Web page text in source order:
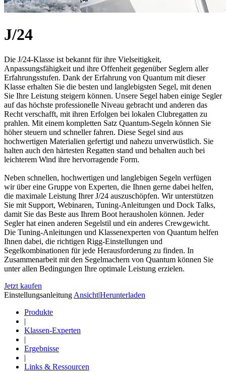
J/24
Die J/24-Klasse ist bekannt für ihre Vielseitigkeit,
Anpassungsfähigkeit und ihre Offenheit gegenüber Seglern aller
Erfahrungsstufen. Dank der Erfahrung von Quantum mit dieser
Klasse erhalten Sie die besten und langlebigsten Segel, mit denen
Sie Ihre Leistung steigern können. Unsere Segel haben einige Segler
auf das höchste professionelle Niveau gebracht und anderen das
Recht verschafft, mit ihren Erfolgen bei lokalen Clubregatten zu
prahlen. Mit einem kompletten Satz Quantum-Segeln können Sie
höher steuern und schneller fahren. Diese Segel sind aus
hochwertigen Materialien gefertigt und nahezu unverwüstlich. Sie
halten auch den härtesten Regatten stand und behalten auch bei
leichterem Wind ihre hervorragende Form.
Neben schnellen, hochwertigen und langlebigen Segeln verfügen
wir über eine Gruppe von Experten, die Ihnen gerne dabei helfen,
die maximale Leistung Ihrer J/24 auszuschöpfen. Wir unterstützen
Sie mit Support, Webinaren, Tuning-Anleitungen und Dock Talks,
damit Sie das Beste aus Ihrem Boot herausholen können. Jeder
Segler hat einen anderen Segelstil und ein anderes Crewgewicht.
Die Tuning-Anleitungen und Klassenexperten von Quantum helfen
Ihnen dabei, die richtigen Rigg-Einstellungen und
Segelkombinationen für jede Herausforderung zu finden. In
Zusammenarbeit mit den Segelmachern von Quantum können Sie
unter allen Bedingungen Ihre optimale Leistung erzielen.
Jetzt kaufen
Einstellungsanleitung Ansicht|Herunterladen
Produkte
|
Klassen-Experten
|
Ergebnisse
|
Links & Ressourcen